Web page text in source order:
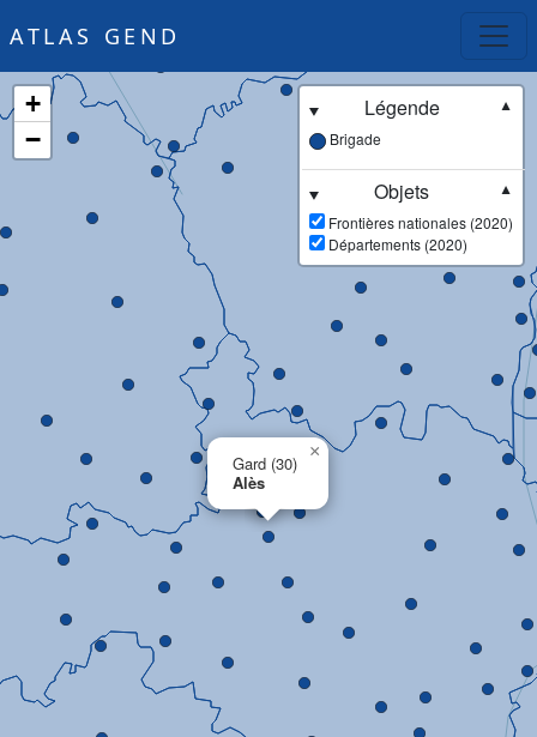
ATLAS GEND
Gard (30)
Alès
×
+
−
Légende
▼
Brigade
Objets
▼
Frontières nationales (2020)
Départements (2020)